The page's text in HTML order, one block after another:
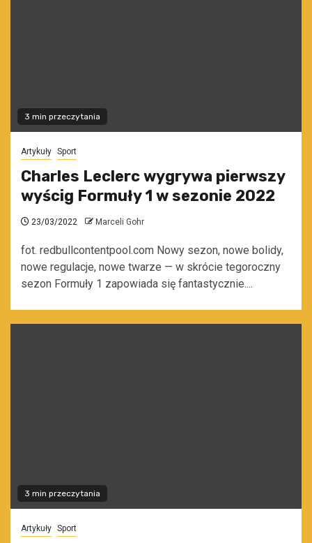
3 min przeczytania
Artykuły Sport
Charles Leclerc wygrywa pierwszy
wyścig Formuły 1 w sezonie 2022
23/03/2022 Marceli Gohr
fot. redbullcontentpool.com Nowy sezon, nowe bolidy,
nowe regulacje, nowe twarze — w skrócie tegoroczny
sezon Formuły 1 zapowiada się fantastycznie....
3 min przeczytania
Artykuły Sport